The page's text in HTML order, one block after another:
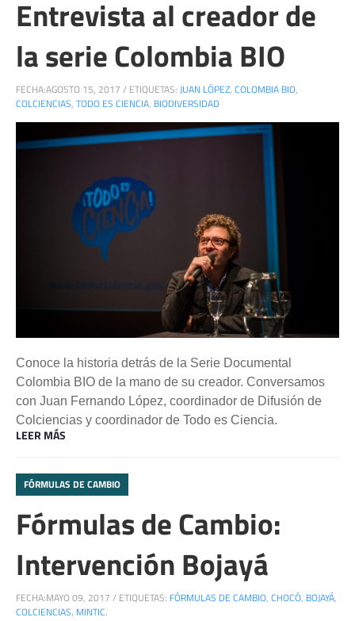
Entrevista al creador de
la serie Colombia BIO
FECHA:AGOSTO 15, 2017 / ETIQUETAS: JUAN LÓPEZ, COLOMBIA BIO,
COLCIENCIAS, TODO ES CIENCIA, BIODIVERSIDAD
Conoce la historia detrás de la Serie Documental
Colombia BIO de la mano de su creador. Conversamos
con Juan Fernando López, coordinador de Difusión de
Colciencias y coordinador de Todo es Ciencia.
LEER MÁS
FÓRMULAS DE CAMBIO
Fórmulas de Cambio:
Intervención Bojayá
FECHA:MAYO 09, 2017 / ETIQUETAS: FÓRMULAS DE CAMBIO, CHOCÓ, BOJAYÁ,
COLCIENCIAS, MINTIC.